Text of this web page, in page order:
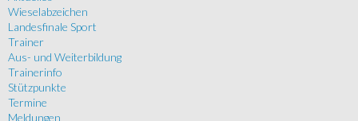
Wieselabzeichen
Landesfinale Sport
Trainer
Aus- und Weiterbildung
Trainerinfo
Stützpunkte
Termine
Meldungen